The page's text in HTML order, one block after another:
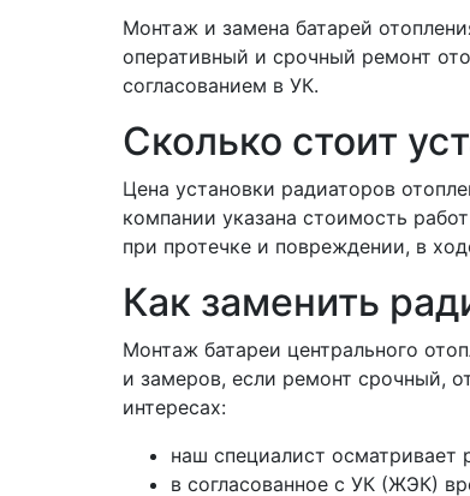
Монтаж и замена батарей
оперативный и срочный ремонт
согласованием в УК.
Сколько стоит
Цена установки радиаторов
компании указана стоимость
при протечке и повреждении, в
Как заменить
Монтаж батареи центрального
и замеров, если ремонт срочный,
интересах:
наш специалист осматривает
в согласованное с УК (ЖЭК)